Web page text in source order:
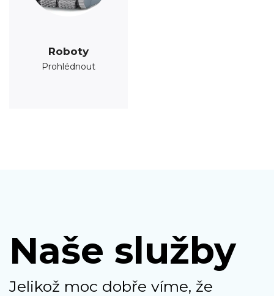
Roboty
Prohlédnout
Naše služby
Jelikož moc dobře víme, že